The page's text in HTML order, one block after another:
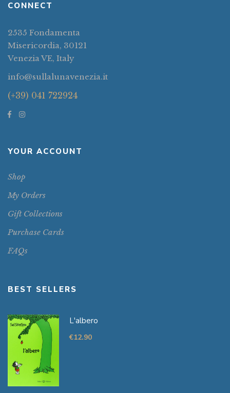
CONNECT
2535 Fondamenta
Misericordia, 30121
Venezia VE, Italy
info@sullalunavenezia.it
(+39) 041 722924
YOUR ACCOUNT
Shop
My Orders
Gift Collections
Purchase Cards
FAQs
BEST SELLERS
L'albero
€12.90